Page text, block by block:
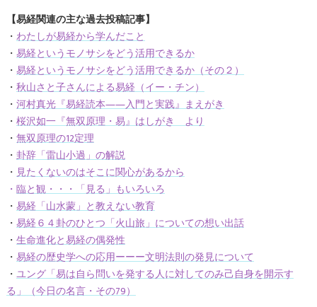
【易経関連の主な過去投稿記事】
・ わたしが易経から学んだこと
・ 易経というモノサシをどう活用できるか
・ 易経というモノサシをどう活用できるか（その２）
・ 秋山さと子さんによる易経（イー・チン）
・ 河村真光『易経読本――入門と実践』まえがき
・ 桜沢如一『無双原理・易』はしがき より
・ 無双原理の12定理
・ 卦辞「雷山小過」の解説
・ 見たくないのはそこに関心があるから
・ 臨と観・・・「見る」もいろいろ
・ 易経「山水蒙」と教えない教育
・ 易経６４卦のひとつ「火山旅」についての想い出話
・ 生命進化と易経の偶発性
・ 易経の歴史学への応用ーーー文明法則の発見について
・ ユング「易は自ら問いを発する人に対してのみ己自身を開示す
る」（今日の名言・その79）